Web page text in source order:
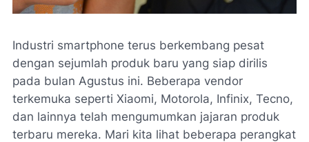
Industri smartphone terus berkembang pesat
dengan sejumlah produk baru yang siap dirilis
pada bulan Agustus ini. Beberapa vendor
terkemuka seperti Xiaomi, Motorola, Infinix, Tecno,
dan lainnya telah mengumumkan jajaran produk
terbaru mereka. Mari kita lihat beberapa perangkat